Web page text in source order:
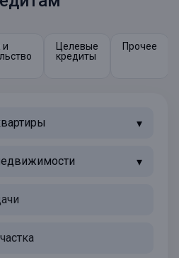
и
Целевые
кредиты
Прочее